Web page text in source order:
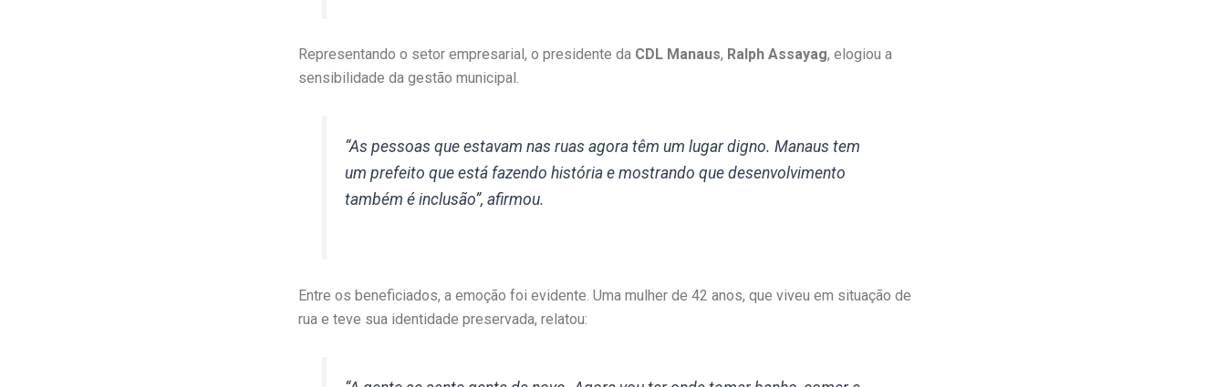
Representando o setor empresarial, o presidente da CDL Manaus, Ralph Assayag, elogiou a
sensibilidade da gestão municipal.
“As pessoas que estavam nas ruas agora têm um lugar digno. Manaus tem
um prefeito que está fazendo história e mostrando que desenvolvimento
também é inclusão”, afirmou.
Entre os beneficiados, a emoção foi evidente. Uma mulher de 42 anos, que viveu em situação de
rua e teve sua identidade preservada, relatou: